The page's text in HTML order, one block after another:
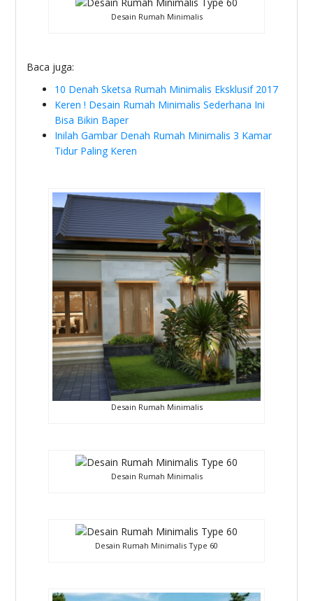
Desain Rumah Minimalis
Baca juga:
10 Denah Sketsa Rumah Minimalis Eksklusif 2017
Keren ! Desain Rumah Minimalis Sederhana Ini
Bisa Bikin Baper
Inilah Gambar Denah Rumah Minimalis 3 Kamar
Tidur Paling Keren
Desain Rumah Minimalis
Desain Rumah Minimalis
Desain Rumah Minimalis Type 60